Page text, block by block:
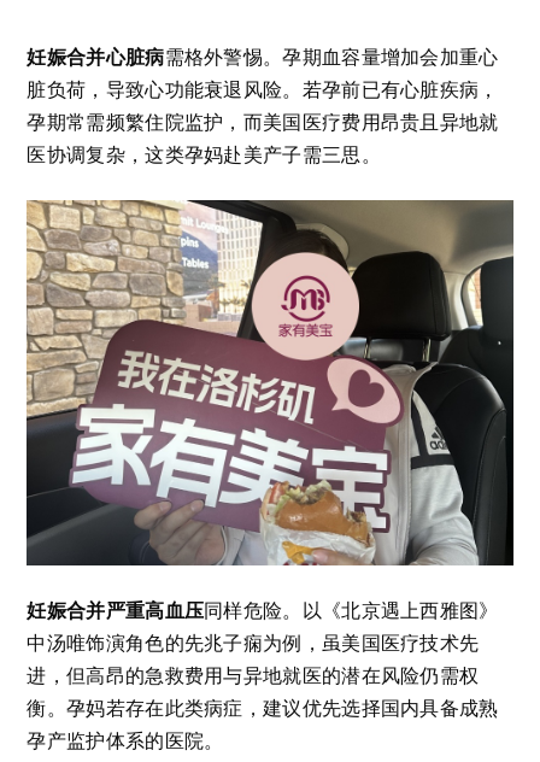
妊娠合并心脏病需格外警惕。孕期血容量增加会加重心
脏负荷，导致心功能衰退风险。若孕前已有心脏疾病，
孕期常需频繁住院监护，而美国医疗费用昂贵且异地就
医协调复杂，这类孕妈赴美产子需三思。
妊娠合并严重高血压同样危险。以《北京遇上西雅图》
中汤唯饰演角色的先兆子痫为例，虽美国医疗技术先
进，但高昂的急救费用与异地就医的潜在风险仍需权
衡。孕妈若存在此类病症，建议优先选择国内具备成熟
孕产监护体系的医院。